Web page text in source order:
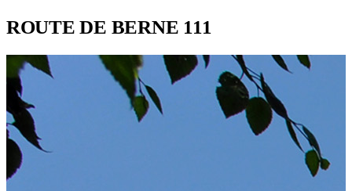
ROUTE DE BERNE 111